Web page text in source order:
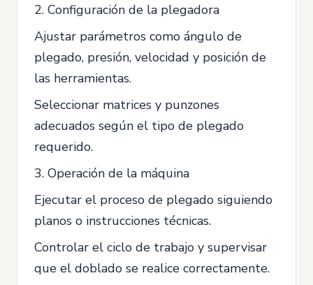
2. Configuración de la plegadora
Ajustar parámetros como ángulo de
plegado, presión, velocidad y posición de
las herramientas.
Seleccionar matrices y punzones
adecuados según el tipo de plegado
requerido.
3. Operación de la máquina
Ejecutar el proceso de plegado siguiendo
planos o instrucciones técnicas.
Controlar el ciclo de trabajo y supervisar
que el doblado se realice correctamente.